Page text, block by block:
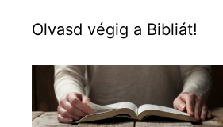
Olvasd végig a Bibliát!